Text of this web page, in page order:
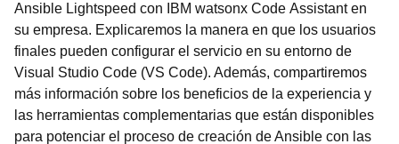
Ansible Lightspeed con IBM watsonx Code Assistant en
su empresa. Explicaremos la manera en que los usuarios
finales pueden configurar el servicio en su entorno de
Visual Studio Code (VS Code). Además, compartiremos
más información sobre los beneficios de la experiencia y
las herramientas complementarias que están disponibles
para potenciar el proceso de creación de Ansible con las